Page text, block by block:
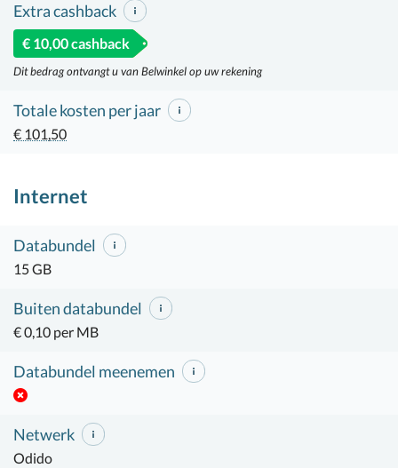
Extra cashback
€ 10,00 cashback
Dit bedrag ontvangt u van Belwinkel op uw rekening
Totale kosten per jaar
€ 101,50
Internet
Databundel
15 GB
Buiten databundel
€ 0,10 per MB
Databundel meenemen
Netwerk
Odido